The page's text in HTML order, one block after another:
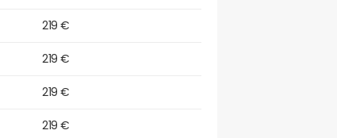
219 €
219 €
219 €
219 €